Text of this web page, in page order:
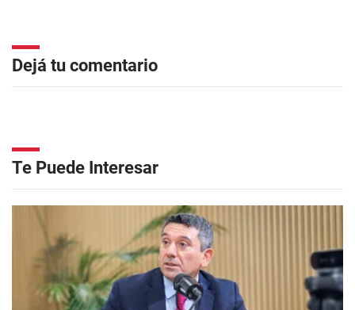
Dejá tu comentario
Te Puede Interesar